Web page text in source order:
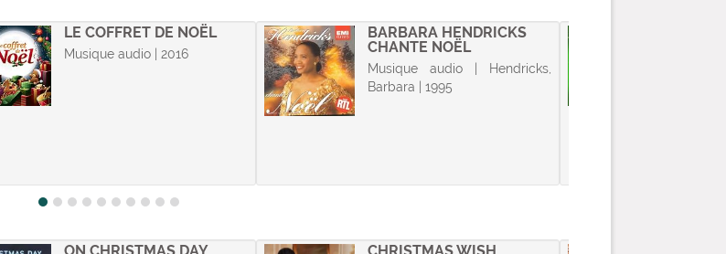
LE COFFRET DE NOËL
Musique audio | 2016
BARBARA HENDRICKS
CHANTE NOËL
Musique audio | Hendricks,
Barbara | 1995